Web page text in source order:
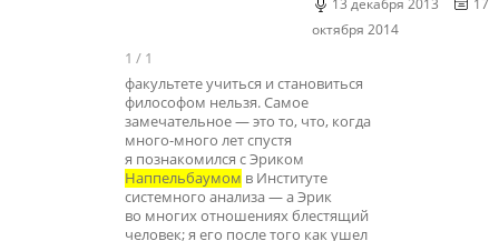
октября 2014
1 / 1
факультете учиться и становиться
философом нельзя. Самое
замечательное — это то, что, когда
много-много лет спустя
я познакомился с Эриком
Наппельбаумом в Институте
системного анализа — а Эрик
во многих отношениях блестящий
человек; я его после того как ушел